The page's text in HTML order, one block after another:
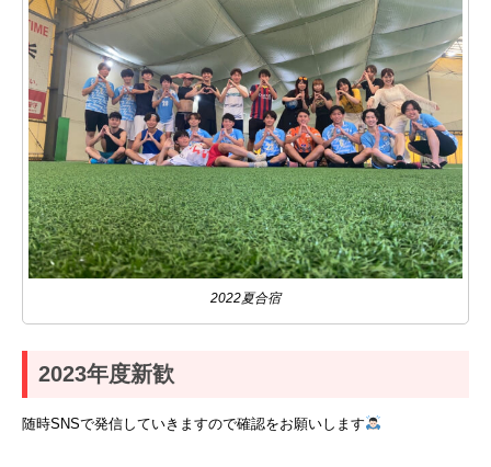
2022夏合宿
2023年度新歓
随時SNSで発信していきますので確認をお願いします